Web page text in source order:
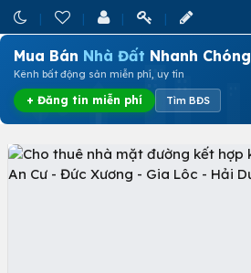
Mua Bán Nhà Đất Nhanh Chóng
Kênh bất động sản miễn phí, uy tín
+ Đăng tin miễn phí Tìm BĐS